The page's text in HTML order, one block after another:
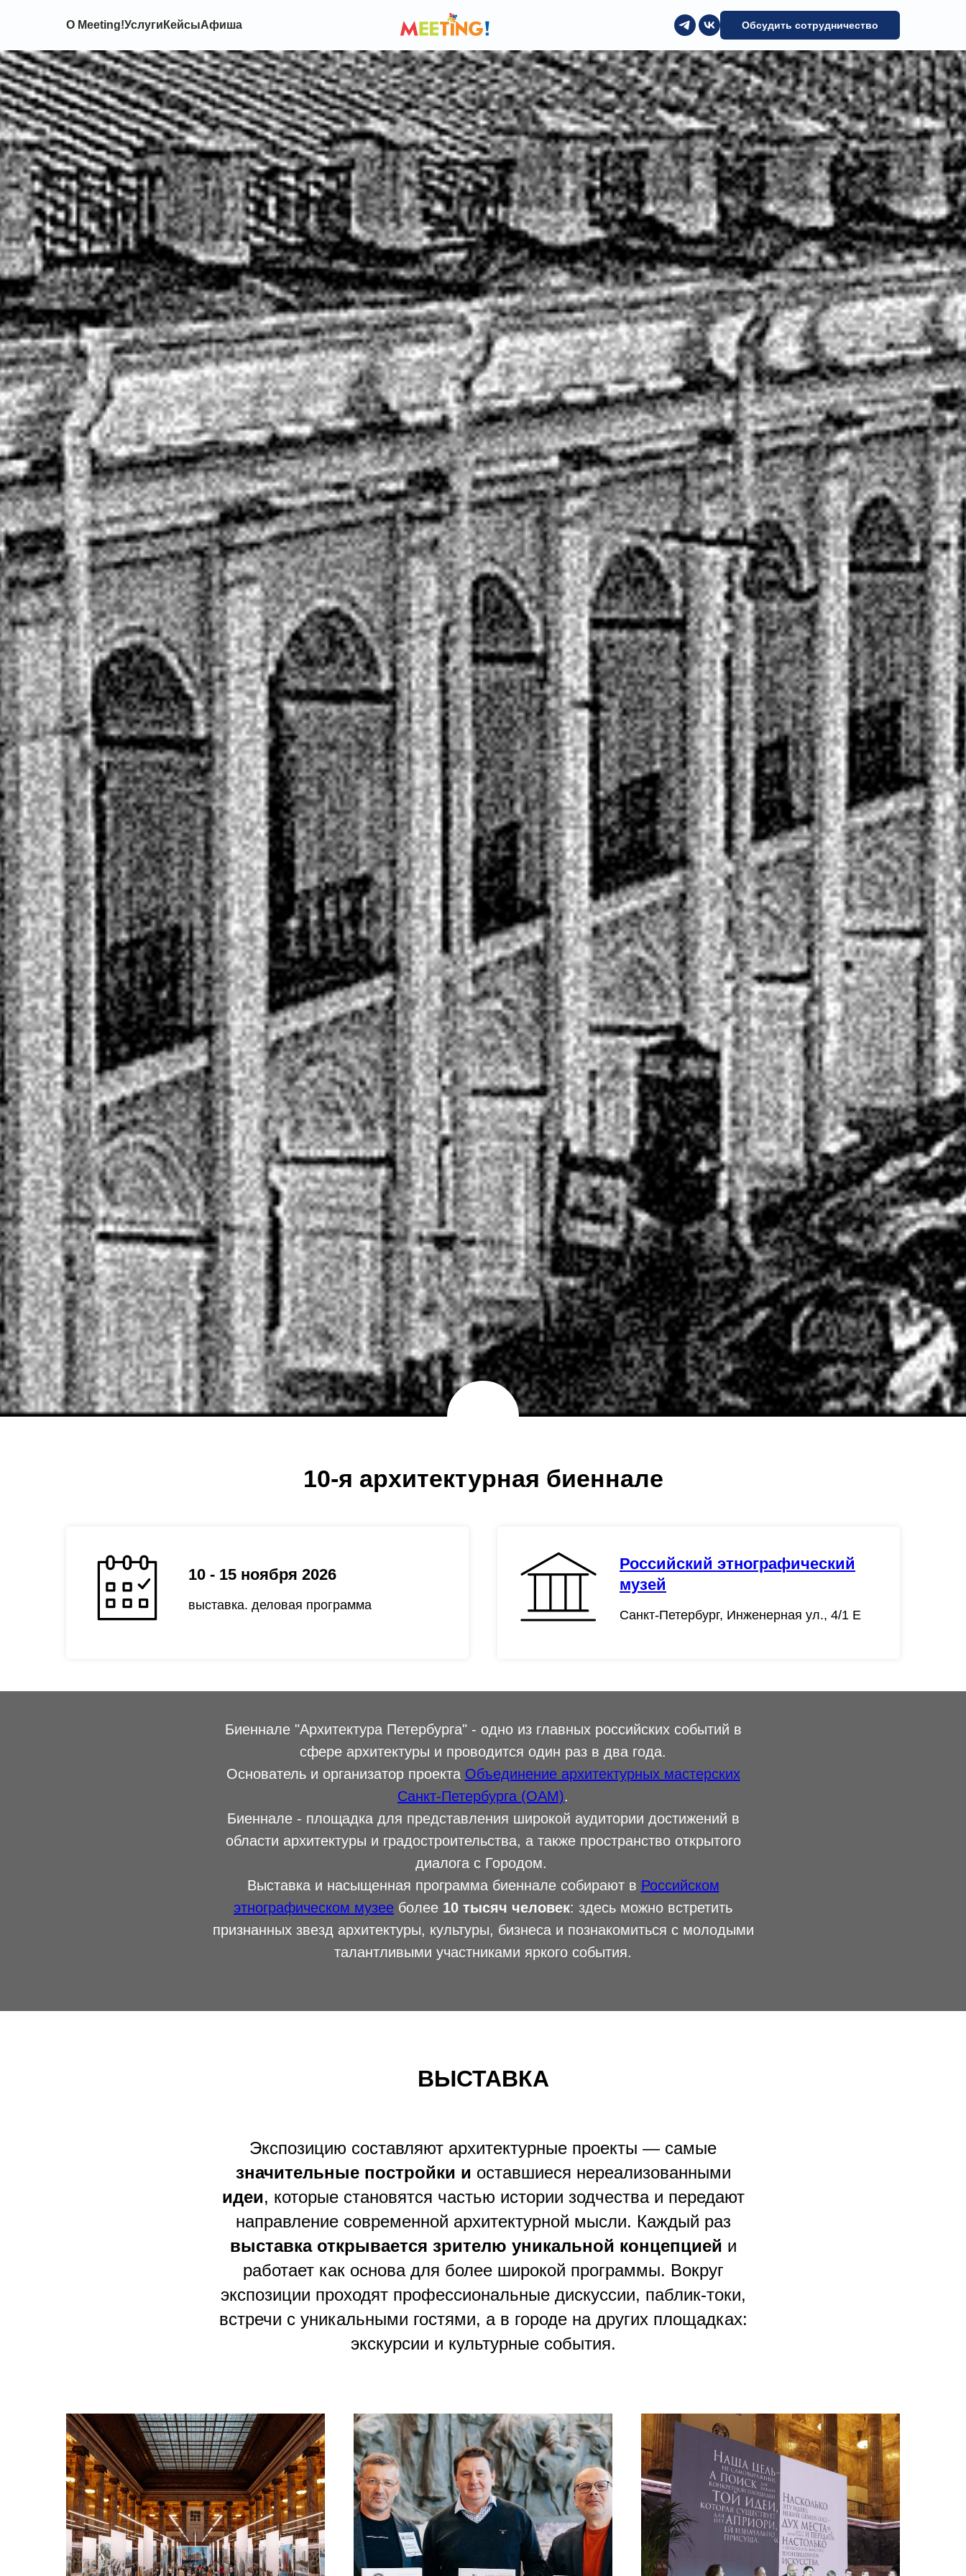
О Meeting!Услуги КейсыАфиша Обсудить сотрудничество
10-я архитектурная биеннале
10 - 15 ноября 2026
выставка. деловая программа
Российский этнографический
музей
Санкт-Петербург, Инженерная ул., 4/1 Е
Биеннале "Архитектура Петербурга" - одно из главных российских событий в
сфере архитектуры и проводится один раз в два года.
Основатель и организатор проекта Объединение архитектурных мастерских
Санкт-Петербурга (ОАМ).
Биеннале - площадка для представления широкой аудитории достижений в
области архитектуры и градостроительства, а также пространство открытого
диалога с Городом.
Выставка и насыщенная программа биеннале собирают в Российском
этнографическом музее более 10 тысяч человек: здесь можно встретить
признанных звезд архитектуры, культуры, бизнеса и познакомиться с молодыми
талантливыми участниками яркого события.
ВЫСТАВКА
Экспозицию составляют архитектурные проекты — самые
значительные постройки и оставшиеся нереализованными
идеи, которые становятся частью истории зодчества и передают
направление современной архитектурной мысли. Каждый раз
выставка открывается зрителю уникальной концепцией и
работает как основа для более широкой программы. Вокруг
экспозиции проходят профессиональные дискуссии, паблик-токи,
встречи с уникальными гостями, а в городе на других площадках:
экскурсии и культурные события.